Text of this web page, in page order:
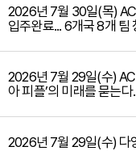
2026년 7월 30일(목)
입주완료... 6개국 8개 팀
2026년 7월 29일(수)
아 피플’의 미래를 묻는다
2026년 7월 29일(수) 다